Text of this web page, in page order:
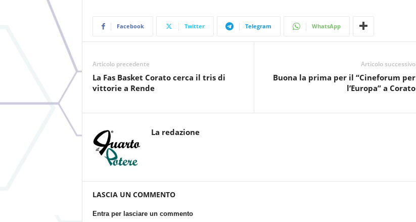
Facebook Twitter Telegram WhatsApp
Articolo precedente
La Fas Basket Corato cerca il tris di
vittorie a Rende
Articolo successivo
Buona la prima per il “Cineforum per
l’Europa” a Corato
La redazione
LASCIA UN COMMENTO
Entra per lasciare un commento